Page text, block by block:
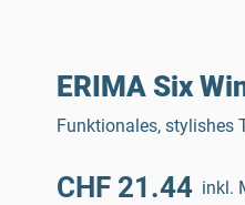
ERIMA Six
Funktionales, stylishes
CHF 21.44 inkl.